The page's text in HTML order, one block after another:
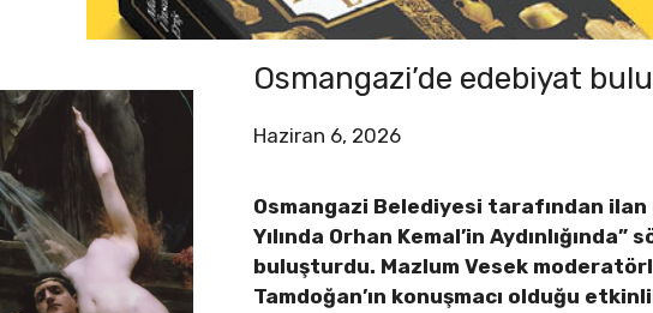
Osmangazi’de edebiyat
Haziran 6, 2026
Osmangazi Belediyesi tarafından ilan
Yılında Orhan Kemal’in
buluşturdu. Mazlum Vesek
Tamdoğan’ın konuşmacı olduğu